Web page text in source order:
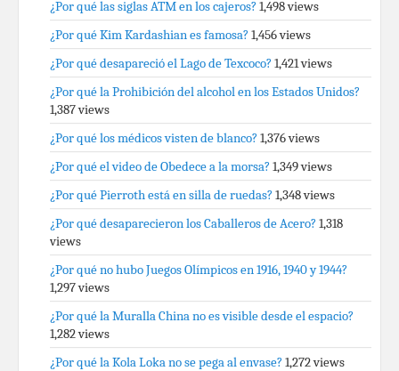
¿Por qué las siglas ATM en los cajeros? 1,498 views
¿Por qué Kim Kardashian es famosa? 1,456 views
¿Por qué desapareció el Lago de Texcoco? 1,421 views
¿Por qué la Prohibición del alcohol en los Estados Unidos?
1,387 views
¿Por qué los médicos visten de blanco? 1,376 views
¿Por qué el video de Obedece a la morsa? 1,349 views
¿Por qué Pierroth está en silla de ruedas? 1,348 views
¿Por qué desaparecieron los Caballeros de Acero? 1,318
views
¿Por qué no hubo Juegos Olímpicos en 1916, 1940 y 1944?
1,297 views
¿Por qué la Muralla China no es visible desde el espacio?
1,282 views
¿Por qué la Kola Loka no se pega al envase? 1,272 views